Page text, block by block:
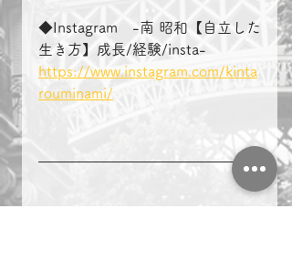
◆Instagram　-南 昭和【自立した
生き方】成長/経験/insta-
https://www.instagram.com/kinta
rouminami/